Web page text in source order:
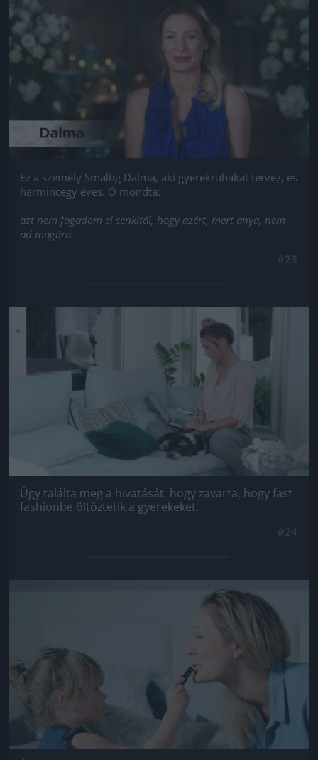
Jön még kép!
Ez a személy Smaltig Dalma, aki gyerekruhákat tervez, és
harmincegy éves. Ő mondta:
azt nem fogadom el senkitől, hogy azért, mert anya, nem
ad magára.
Jön még kép!
Úgy találta meg a hivatását, hogy zavarta, hogy fast
fashionbe öltöztetik a gyerekeket.
Jön még kép!